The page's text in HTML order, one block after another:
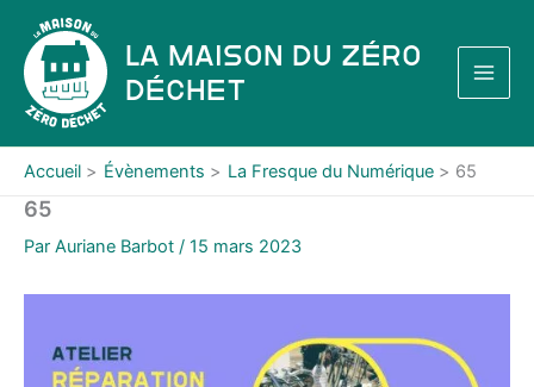
contenu
La Maison du Zéro
Déchet
Accueil Évènements La Fresque du Numérique 65
65
Par Auriane Barbot / 15 mars 2023